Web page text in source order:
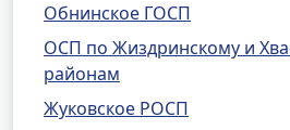
Обнинское ГОСП
ОСП по Жиздринскому и
районам
Жуковское РОСП